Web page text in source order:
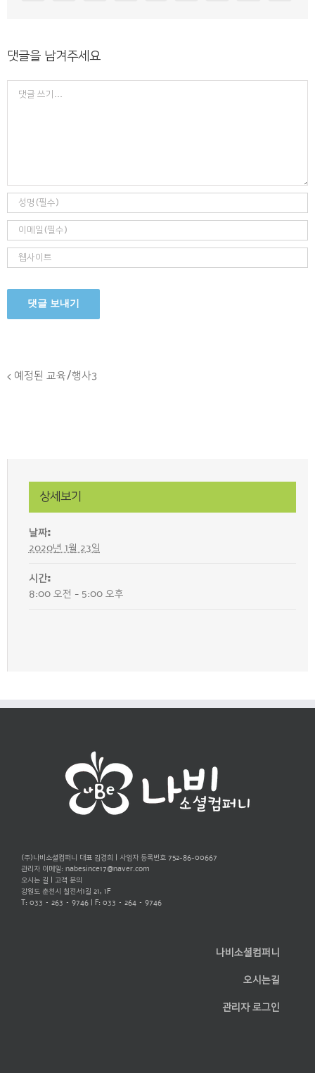
댓글을 남겨주세요
Comment
Event
예정된 교육/행사3
상세보기
날짜:
2020년 1월 23일
시간:
8:00 오전 - 5:00 오후
(주)나비소셜컴퍼니 대표 김경희 | 사업자 등록번호 752-86-00667
관리자 이메일: nabesince17@naver.com
오시는 길
고객 문의
강원도 춘천시 칠전서1길 21, 1F
T: 033 – 263 – 9746 | F: 033 – 264 – 9746
나비소셜컴퍼니
오시는길
관리자 로그인